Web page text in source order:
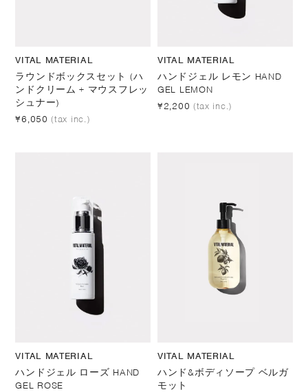
VITAL MATERIAL
ラウンドボックスセット (ハ
ンドクリーム + マウスフレッ
シュナー)
¥6,050 (tax inc.)
VITAL MATERIAL
ハンドジェル レモン HAND
GEL LEMON
¥2,200 (tax inc.)
VITAL MATERIAL
ハンドジェル ローズ HAND
GEL ROSE
VITAL MATERIAL
ハンド&ボディソープ ベルガ
モット